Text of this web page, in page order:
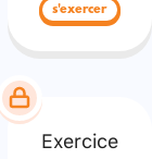
s'exercer
Exercice